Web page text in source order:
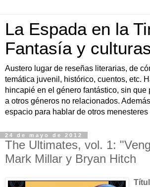
La Espada en la
Fantasía y
Austero lugar de reseñas literarias, de
temática juvenil, histórico, cuentos, etc.
hincapié en el género fantástico, sin que
a otros géneros no relacionados.
espacio para hablar de otros menesteres
24 de mayo de 2012
The Ultimates, vol. 1:
Mark Millar y Bryan Hitch
T